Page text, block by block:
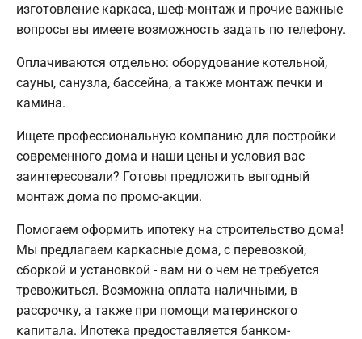
изготовление каркаса, шеф-монтаж и прочие важные
вопросы вы имеете возможность задать по телефону.
Оплачиваются отдельно: оборудование котельной,
сауны, санузла, бассейна, а также монтаж печки и
камина.
Ищете профессиональную компанию для постройки
современного дома и наши цены и условия вас
заинтересовали? Готовы предложить выгодный
монтаж дома по промо-акции.
Помогаем оформить ипотеку на строительство дома!
Мы предлагаем каркасные дома, с перевозкой,
сборкой и установкой - вам ни о чем не требуется
тревожиться. Возможна оплата наличными, в
рассрочку, а также при помощи материнского
капитала. Ипотека предоставляется банком-